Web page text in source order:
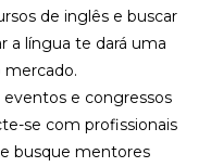
de inglês e buscar
a língua te dará uma
e congressos
se com profissionais
busque mentores